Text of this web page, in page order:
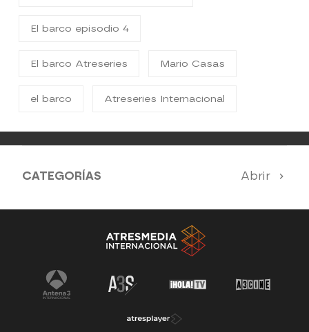
El barco episodio 4
El barco Atreseries Mario Casas
el barco Atreseries Internacional
CATEGORÍAS Abrir
SERIES 100% EN ESPAÑOL
SUEÑOS DE LIBERTAD ESTRENOS
UPA NEXT